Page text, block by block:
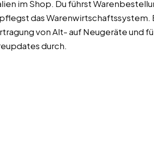
im Shop. Du führst
das
von Alt- auf Neugeräte und
durch.